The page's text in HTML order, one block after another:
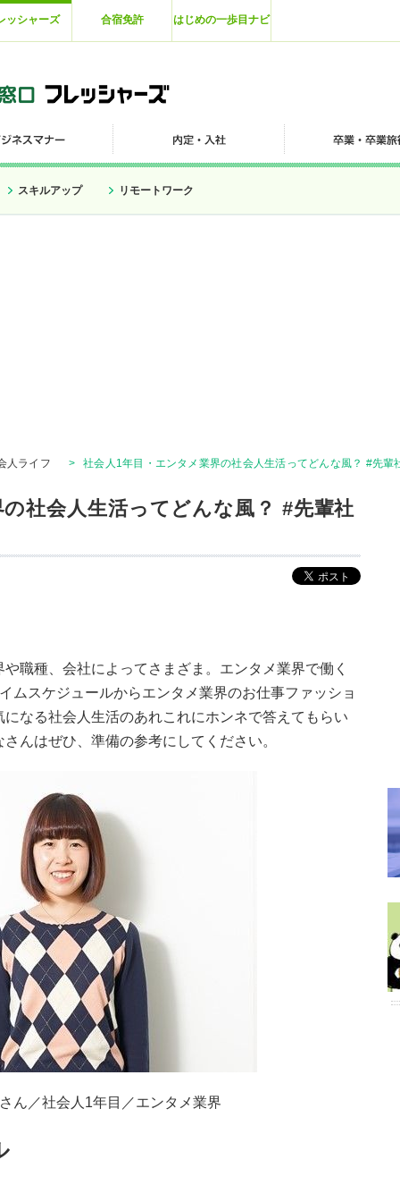
ッシャーズ 合宿免許 はじめの一歩目ナビ
スキルアップ リモートワーク
人ライフ > 社会人1年目・エンタメ業界の社会人生活ってどんな風？ #先輩
社会人生活ってどんな風？ #先輩社
職種、会社によってさまざま。エンタメ業界で働く
ムスケジュールからエンタメ業界のお仕事ファッショ
なる社会人生活のあれこれにホンネで答えてもらい
んはぜひ、準備の参考にしてください。
ん／社会人1年目／エンタメ業界